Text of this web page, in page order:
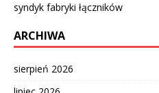
syndyk fabryki łączników
ARCHIWA
sierpień 2026